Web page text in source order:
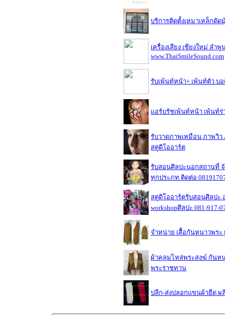
บริการติดตั้งเหมาเหล็กดัด
เครื่องเสียง เชียงใหม่ ลำพู
www.ThaiSmileSound.com
รับเพ้นท์หน้า+ เพ้นท์ตัว บ
แอร์บรัชเพ้นท์หน้า เพ้นท์
รับวาดภาพเหมือน ภาพวิ
สตูดิโออาร์ต
รับสอนศิลปะนอกสถานที่
ทุกประภท ติดต่อ
สตูดิโออาร์ตรับสอนศิลปะ
workshopศิลปะ 081-917-
จำหน่าย เสื้อกันหนาวพร
ผ้าคลุมไหล่พระสงฆ์ กันห
พระราชทาน
ปลีก-ส่งปลอกแขนผ้ายืด ผ